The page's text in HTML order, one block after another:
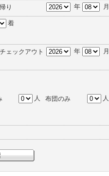
帰り 年 月
着
チェックアウト 年 月
人 布団のみ
人